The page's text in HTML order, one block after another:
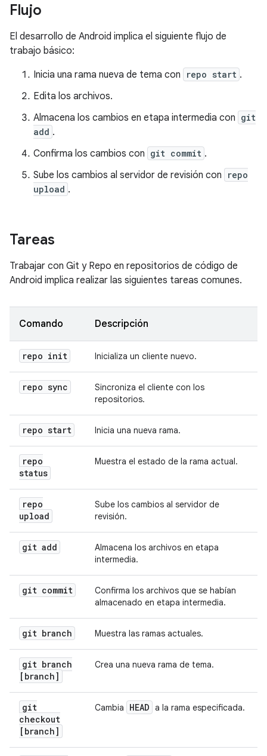
Flujo
El desarrollo de Android implica el siguiente flujo de
trabajo básico:
Inicia una rama nueva de tema con
repo start .
Edita los archivos.
Almacena los cambios en etapa intermedia con git
add .
Confirma los cambios con git commit .
Sube los cambios al servidor de revisión con
repo
upload .
Tareas
Trabajar con Git y Repo en repositorios de código de
Android implica realizar las siguientes tareas comunes.
Comando Descripción
repo init Inicializa un cliente nuevo.
repo sync
Sincroniza el cliente con los
repositorios.
repo start Inicia una nueva rama.
repo
status
Muestra el estado de la rama actual.
repo
upload
Sube los cambios al servidor de
revisión.
git add
Almacena los archivos en etapa
intermedia.
git commit
Confirma los archivos que se habían
almacenado en etapa intermedia.
git branch Muestra las ramas actuales.
git branch
[branch]
Crea una nueva rama de tema.
git
checkout
[branch]
Cambia HEAD a la rama especificada.